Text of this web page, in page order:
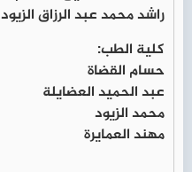
راشد محمد عبد الرزاق الزيود
كلية الطب:
حسام القضاة
عبد الحميد العضايلة
محمد الزيود
مهند العمايرة